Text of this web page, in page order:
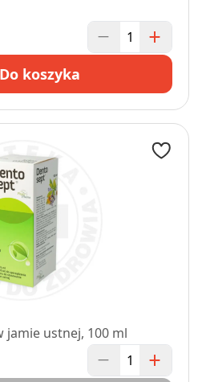
Do koszyka
jamie ustnej, 100 ml